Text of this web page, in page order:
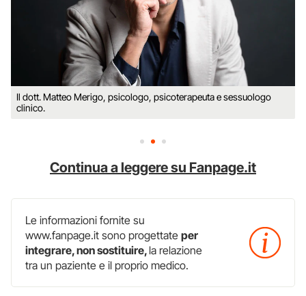
Il dott. Matteo Merigo, psicologo, psicoterapeuta e sessuologo
clinico.
Continua a leggere su Fanpage.it
Le informazioni fornite su
www.fanpage.it sono progettate per
integrare, non sostituire,la relazione
tra un paziente e il proprio medico.